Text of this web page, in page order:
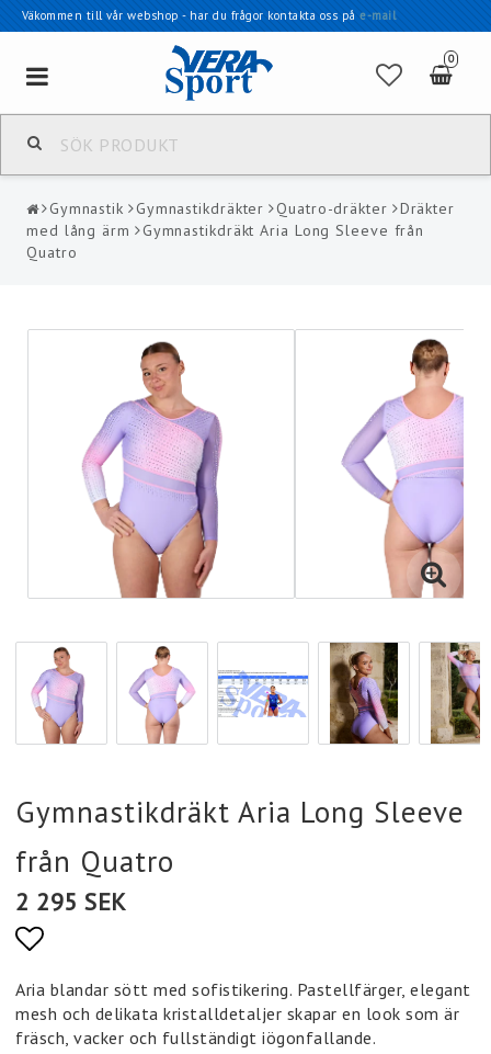
Väkommen till vår webshop - har du frågor kontakta oss på e-mail
0
Toggle
navigation
Gymnastik Gymnastikdräkter Quatro-dräkter
Dräkter
med lång ärm
Gymnastikdräkt Aria Long Sleeve från
Quatro
Gymnastikdräkt Aria Long Sleeve
från Quatro
2 295 SEK
Lägg till i favoritlistan
Aria blandar sött med sofistikering. Pastellfärger, elegant
mesh och delikata kristalldetaljer skapar en look som är
fräsch, vacker och fullständigt iögonfallande.